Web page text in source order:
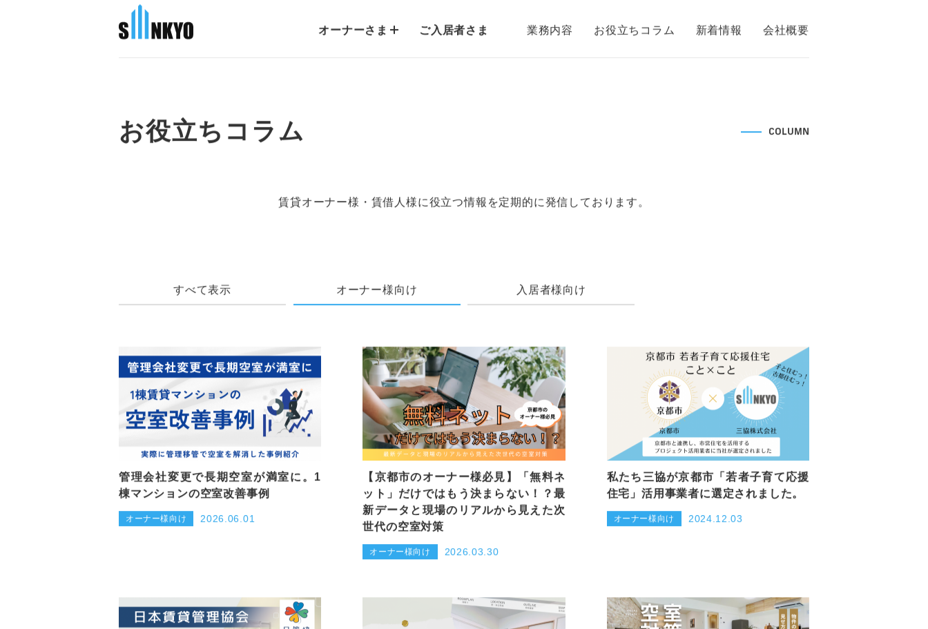
オーナーさま ご入居者さま 業務内容 お役立ちコラム 新着情報 会社概要
お役立ちコラム
賃貸オーナー様・賃借人様に役立つ情報を定期的に発信しております。
すべて表示 オーナー様向け 入居者様向け
管理会社変更で長期空室が満室に。1
棟マンションの空室改善事例
オーナー様向け
【京都市のオーナー様必見】「無料ネ
ット」だけではもう決まらない！？最
新データと現場のリアルから見えた次
世代の空室対策
オーナー様向け
私たち三協が京都市「若者子育て応援
住宅」活用事業者に選定されました。
オーナー様向け